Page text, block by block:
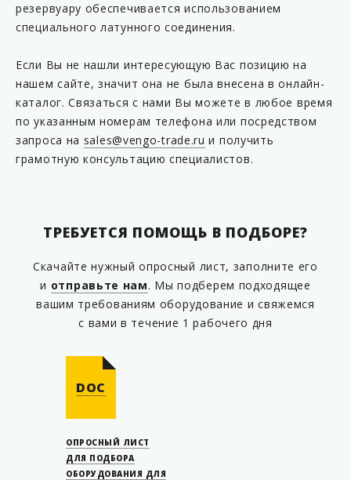
KP F16-90MF
KP M75/54
KP M160/90
KP T75/63B
KP T75/63B-L
KP T75/63SC2A
KP T75/63SC2A-L
KP T75/63SC2B
KP T90023
KP TM75/63SC03
KP TM75/63SC04
KP TM75/63SC04-L
KP TM75/63SC2A
резервуару обеспечивается использованием
специального латунного соединения.
Если Вы не нашли интересующую Вас позицию на
нашем сайте, значит она не была внесена в онлайн-
каталог. Связаться с нами Вы можете в любое время
по указанным номерам телефона или посредством
запроса на sales@vengo-trade.ru и получить
грамотную консультацию специалистов.
ТРЕБУЕТСЯ ПОМОЩЬ В ПОДБОРЕ?
Скачайте нужный опросный лист, заполните его
и отправьте нам. Мы подберем подходящее
вашим требованиям оборудование и свяжемся
с вами в течение 1 рабочего дня
DOC
ОПРОСНЫЙ ЛИСТ
ДЛЯ ПОДБОРА
ОБОРУДОВАНИЯ ДЛЯ